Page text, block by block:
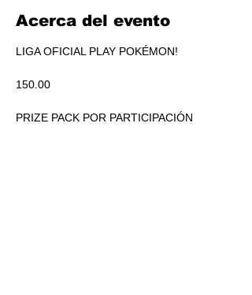
Acerca del evento
LIGA OFICIAL PLAY POKÉMON!
150.00
PRIZE PACK POR PARTICIPACIÓN